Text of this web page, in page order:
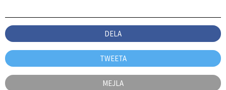
DELA
TWEETA
MEJLA